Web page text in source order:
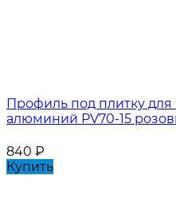
Профиль под плитку
алюминий PV70-15
840 ₽
Купить